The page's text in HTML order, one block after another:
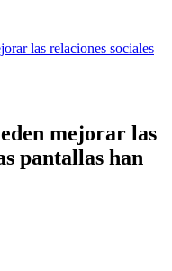
las relaciones sociales
mejorar las
pantallas han